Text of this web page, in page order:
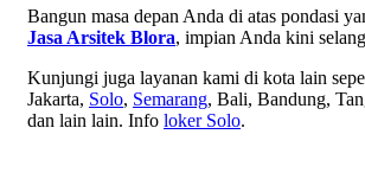
Bangun masa depan Anda di atas pondasi
Jasa Arsitek Blora, impian Anda kini
Kunjungi juga layanan kami di kota lain
Jakarta, Solo, Semarang, Bali, Bandung,
dan lain lain. Info loker Solo.